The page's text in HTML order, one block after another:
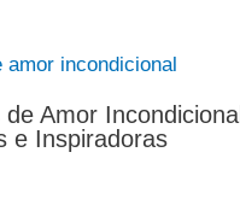
Amor Incondicional
e Inspiradoras